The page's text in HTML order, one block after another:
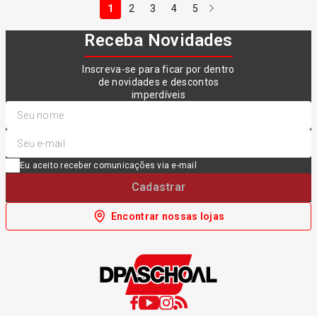
1 2 3 4 5
Receba Novidades
Inscreva-se para ficar por dentro
de novidades e descontos
imperdíveis
Eu aceito receber comunicações via e-mail
Cadastrar
Encontrar nossas lojas